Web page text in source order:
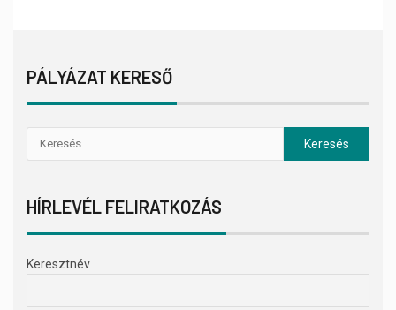
PÁLYÁZAT KERESŐ
HÍRLEVÉL FELIRATKOZÁS
Keresztnév